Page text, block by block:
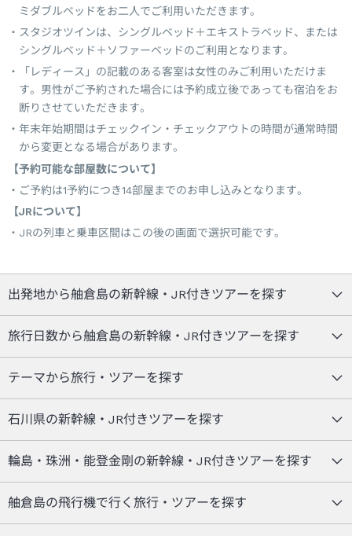
ミダブルベッドをお二人でご利用いただきます。
スタジオツインは、シングルベッド＋エキストラベッド、または
シングルベッド＋ソファーベッドのご利用となります。
「レディース」の記載のある客室は女性のみご利用いただけま
す。男性がご予約された場合には予約成立後であっても宿泊をお
断りさせていただきます。
年末年始期間はチェックイン・チェックアウトの時間が通常時間
から変更となる場合があります。
【予約可能な部屋数について】
ご予約は1予約につき14部屋までのお申し込みとなります。
【JRについて】
JRの列車と乗車区間はこの後の画面で選択可能です。
出発地から舳倉島の新幹線・JR付きツアーを探す
旅行日数から舳倉島の新幹線・JR付きツアーを探す
テーマから旅行・ツアーを探す
石川県の新幹線・JR付きツアーを探す
輪島・珠洲・能登金剛の新幹線・JR付きツアーを探す
舳倉島の飛行機で行く旅行・ツアーを探す